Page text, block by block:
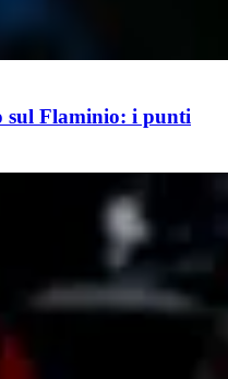
sul Flaminio: i punti